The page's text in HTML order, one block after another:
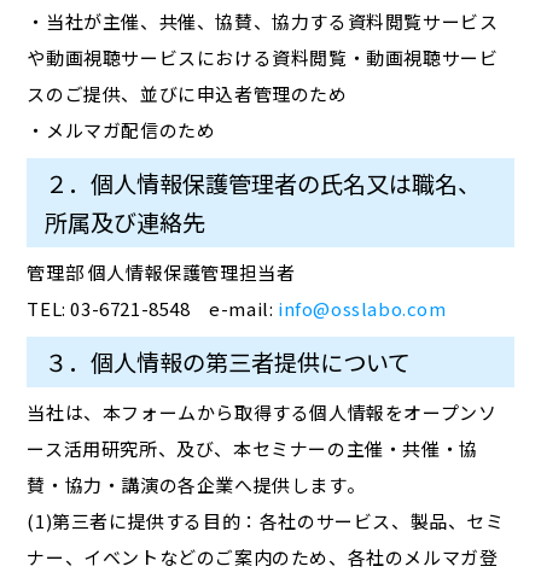
・当社が主催、共催、協賛、協力する資料閲覧サービス
や動画視聴サービスにおける資料閲覧・動画視聴サービ
スのご提供、並びに申込者管理のため
・メルマガ配信のため
２．個人情報保護管理者の氏名又は職名、
所属及び連絡先
管理部 個人情報保護管理担当者
TEL: 03-6721-8548 e-mail: info@osslabo.com
３．個人情報の第三者提供について
当社は、本フォームから取得する個人情報をオープンソ
ース活用研究所、及び、本セミナーの主催・共催・協
賛・協力・講演の各企業へ提供します。
(1)第三者に提供する目的：各社のサービス、製品、セミ
ナー、イベントなどのご案内のため、各社のメルマガ登